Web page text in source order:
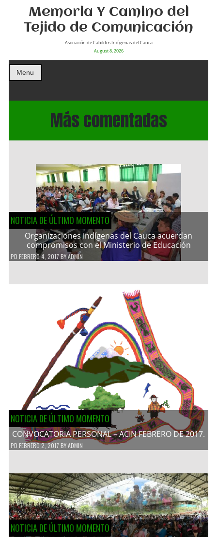
Memoria Y Camino del
Tejido de Comunicación
Asociación de Cabildos Indìgenas del Cauca
August 8, 2026
Menu
Más comentadas
NOTICIA DE ÚLTIMO MOMENTO
Organizaciones indígenas del Cauca acuerdan
compromisos con el Ministerio de Educación
PD FEBRERO 4, 2017 BYADMIN
NOTICIA DE ÚLTIMO MOMENTO
CONVOCATORIA PERSONAL – ACIN FEBRERO DE 2017.
PD FEBRERO 2, 2017 BYADMIN
NOTICIA DE ÚLTIMO MOMENTO